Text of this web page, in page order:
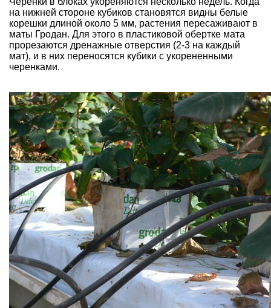
на нижней стороне кубиков становятся видны белые
корешки длиной около 5 мм, растения пересаживают в
маты Гродан. Для этого в пластиковой обертке мата
прорезаются дренажные отверстия (2-3 на каждый
мат), и в них переносятся кубики с укорененными
черенками.